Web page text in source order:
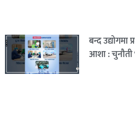
बन्द उद्योगमा
आशा :